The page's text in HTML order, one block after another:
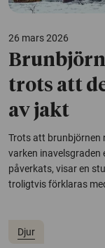
26 mars 2026
trots att
av jakt
Trots att brunbjörnen
varken inavelsgraden
påverkats, visar en
troligtvis förklaras
Djur